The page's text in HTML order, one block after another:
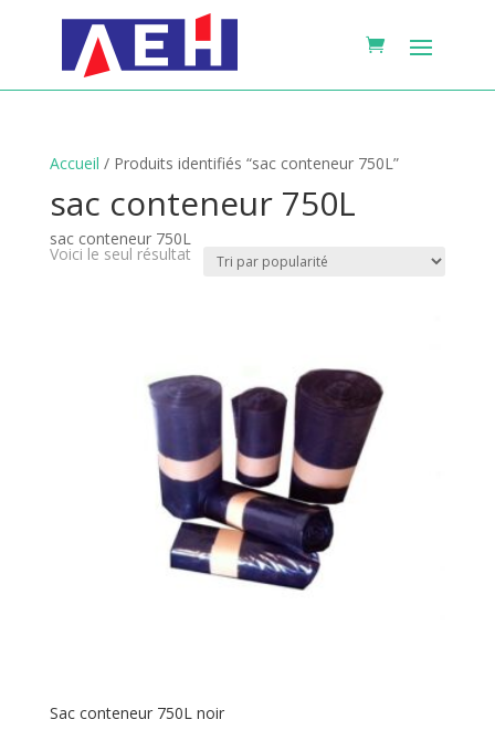
Accueil / Produits identifiés “sac conteneur 750L”
sac conteneur 750L
sac conteneur 750L
Voici le seul résultat
Sac conteneur 750L noir